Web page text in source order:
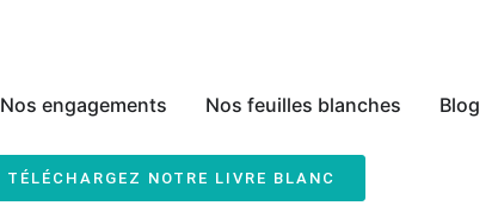
Nos engagements Nos feuilles blanches Blog
TÉLÉCHARGEZ NOTRE LIVRE BLANC